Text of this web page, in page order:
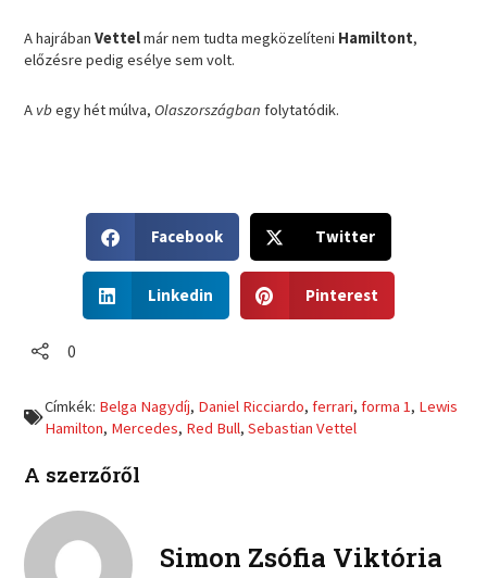
A hajrábanVettelmár nem tudta megközelíteni Hamiltont,
előzésre pedig esélye sem volt.
A vbegy hét múlva, Olaszországban folytatódik.
h
r
o
k
Facebook
h
Twitter
h
n
l
n
e
Linkedin
h
n
p
e
Pinterest
0
Címkék: Belga Nagydíj, Daniel Ricciardo,ferrari,forma 1, Lewis
Hamilton, Mercedes, Red Bull,Sebastian Vettel
A szerzőről
Simon Zsófia Viktória